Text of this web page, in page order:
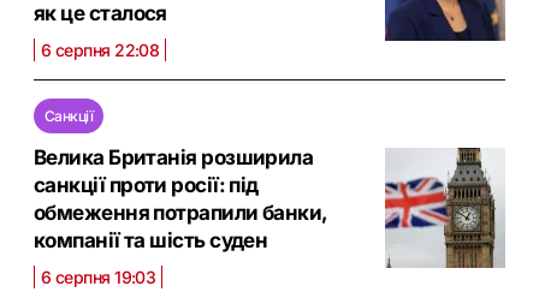
як це сталося
6 серпня 22:08
Санкції
Велика Британія розширила
санкції проти росії: під
обмеження потрапили банки,
компанії та шість суден
6 серпня 19:03